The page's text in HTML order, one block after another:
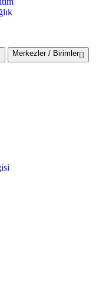
Merkezler / Birimler